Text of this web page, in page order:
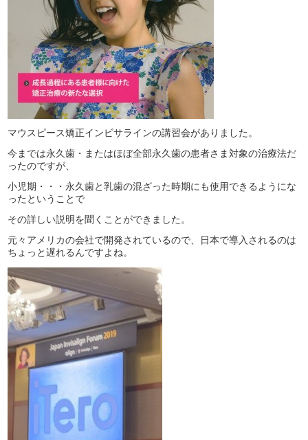
マウスピース矯正インビサラインの講習会がありました。
今までは永久歯・またはほぼ全部永久歯の患者さま対象の治療法だ
ったのですが、
小児期・・・永久歯と乳歯の混ざった時期にも使用できるようにな
ったということで
その詳しい説明を聞くことができました。
元々アメリカの会社で開発されているので、日本で導入されるのは
ちょっと遅れるんですよね。